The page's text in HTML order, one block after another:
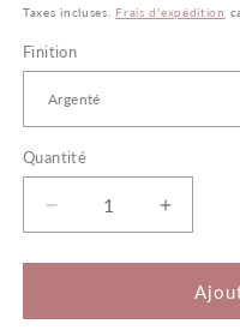
habituel
Taxes incluses. Frais d'expédition
Finition
Quantité
Quantité
Réduire
la
quantité
Soliste
la
quantité
Soliste